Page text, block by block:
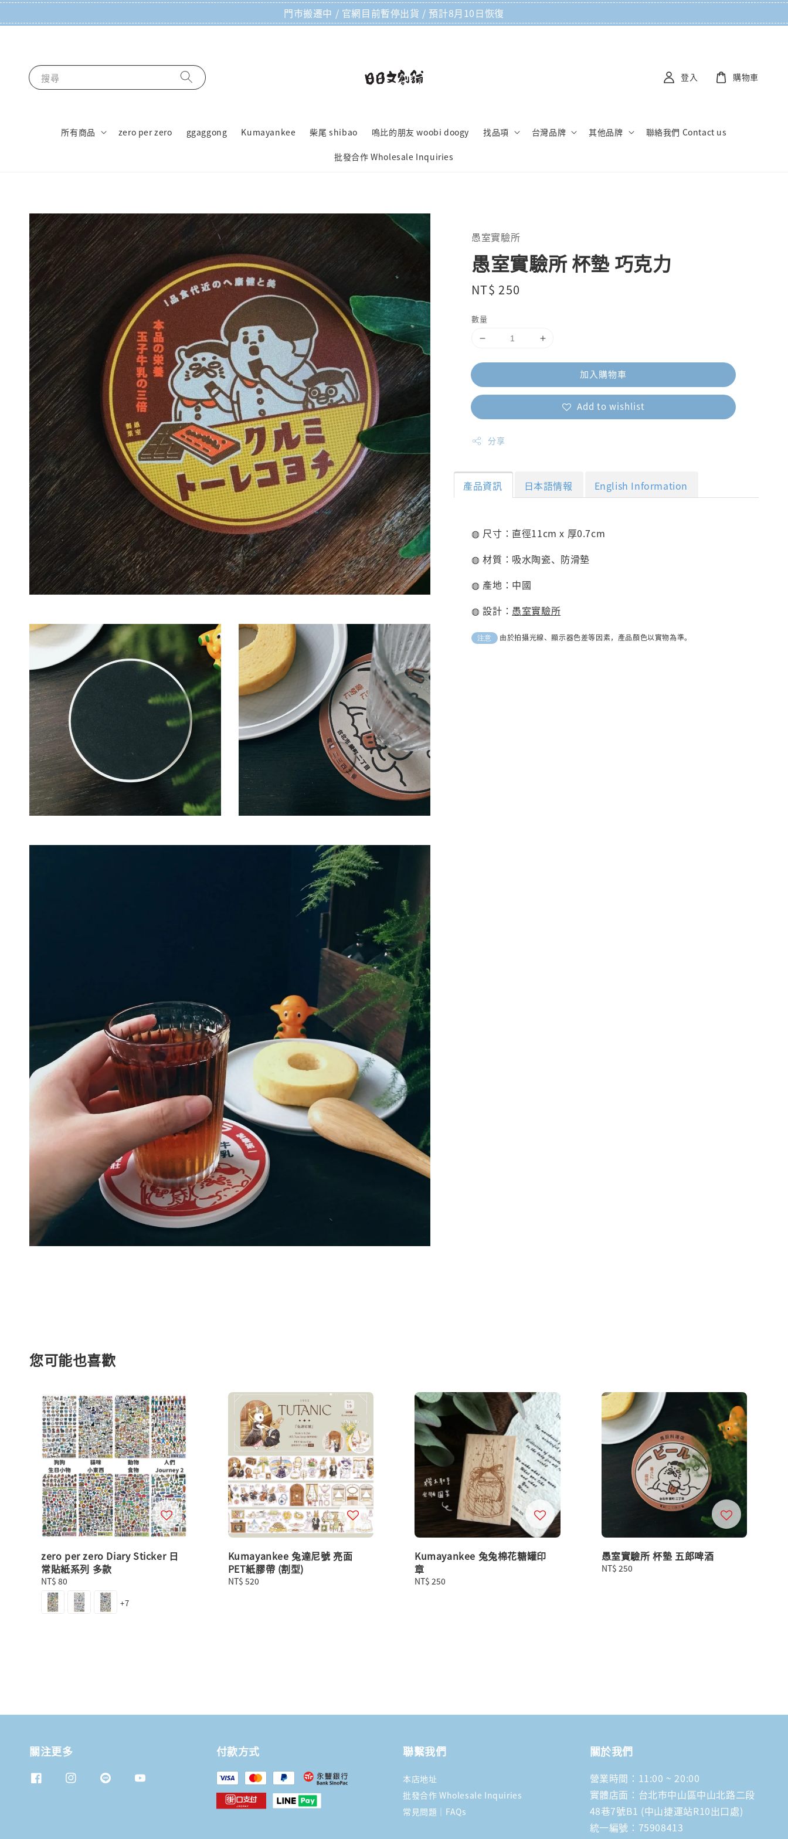
門市搬遷中 / 官網目前暫停出貨 / 預計8月10日恢復
搜尋
所有商品 zero per zero ggaggong Kumayankee 柴尾 shibao 嗚比的朋友 woobi doogy 找品項 台灣品牌 其他品牌 聯絡我們 Contact us
批發合作 Wholesale Inquiries
登入 購物車
愚室實驗所
愚室實驗所 杯墊 巧克力
Regular
NT$ 250
數量
加入購物車
Add to wishlist
分享
產品資訊 日本語情報 English Information
◍ 尺寸：直徑11cm x 厚0.7cm
◍ 材質：吸水陶瓷、防滑墊
◍ 產地：中國
◍ 設計： 愚室實驗所
注意 由於拍攝光線、顯示器色差等因素，產品顏色以實物為準。
您可能也喜歡
zero per zero Diary Sticker 日
常貼紙系列 多款
Regular
price
NT$ 80
+7
Kumayankee 兔達尼號 亮面
PET紙膠帶 (割型)
Regular
NT$ 520
Kumayankee 兔兔棉花糖罐印
章
Regular
NT$ 250
愚室實驗所 杯墊 五郎啤酒
Regular
NT$ 250
關注更多 付款方式 聯繫我們
本店地址
批發合作 Wholesale Inquiries
常見問題｜FAQs
關於我們
營業時間：11:00 ~ 20:00
實體店面：台北市中山區中山北路二段
48巷7號B1 (中山捷運站R10出口處)
統一編號：75908413